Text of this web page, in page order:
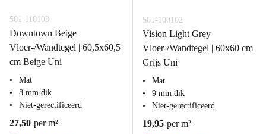
501-110103
Downtown Beige
Vloer-/Wandtegel | 60,5x60,5
cm Beige Uni
Mat
8 mm dik
Niet-gerectificeerd
27,50 per m²
501-100102
Vision Light Grey
Vloer-/Wandtegel | 60x60 cm
Grijs Uni
Mat
9 mm dik
Niet-gerectificeerd
19,95 per m²